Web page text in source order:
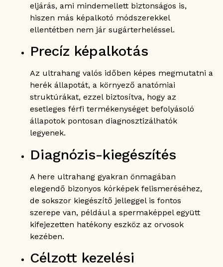
eljárás, ami mindemellett biztonságos is,
hiszen más képalkotó módszerekkel
ellentétben nem jár sugárterheléssel.
Precíz képalkotás
Az ultrahang valós időben képes megmutatni a
herék állapotát, a környező anatómiai
struktúrákat, ezzel biztosítva, hogy az
esetleges férfi termékenységet befolyásoló
állapotok pontosan diagnosztizálhatók
legyenek.
Diagnózis-kiegészítés
A here ultrahang gyakran önmagában
elegendő bizonyos kórképek felismeréséhez,
de sokszor kiegészítő jelleggel is fontos
szerepe van, például a spermaképpel együtt
kifejezetten hatékony eszköz az orvosok
kezében.
Célzott kezelési